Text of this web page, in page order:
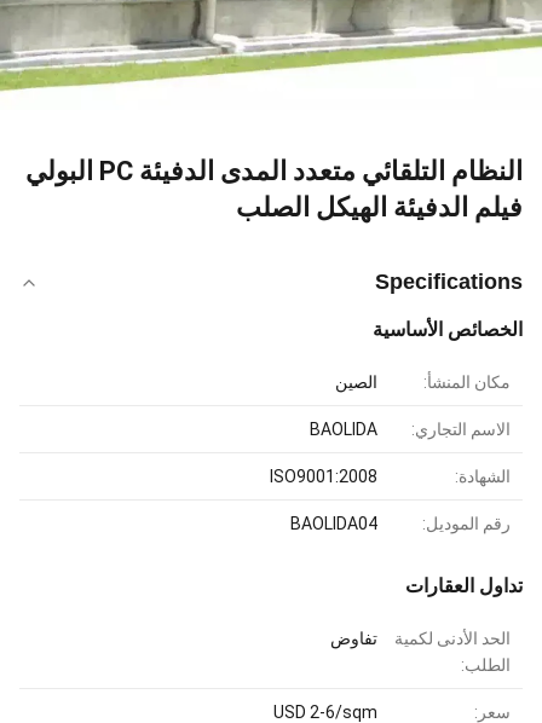
النظام التلقائي متعدد المدى الدفيئة PC البولي
فيلم الدفيئة الهيكل الصلب
Specifications
الخصائص الأساسية
مكان المنشأ: الصين
الاسم التجاري: BAOLIDA
الشهادة: ISO9001:2008
رقم الموديل: BAOLIDA04
تداول العقارات
الحد الأدنى لكمية
الطلب:
تفاوض
سعر: USD 2-6/sqm